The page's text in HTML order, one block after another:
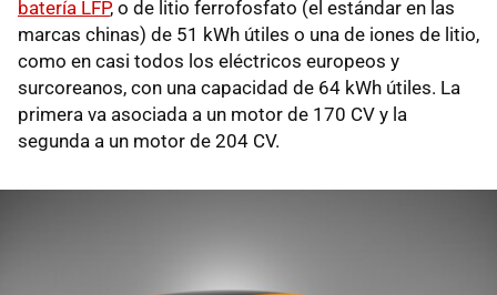
batería LFP, o de litio ferrofosfato (el estándar en las
marcas chinas) de 51 kWh útiles o una de iones de litio,
como en casi todos los eléctricos europeos y
surcoreanos, con una capacidad de 64 kWh útiles. La
primera va asociada a un motor de 170 CV y la
segunda a un motor de 204 CV.